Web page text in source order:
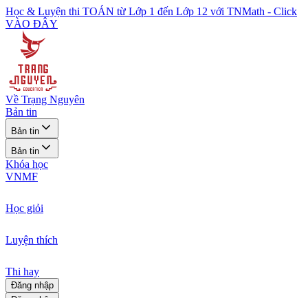
Học & Luyện thi TOÁN từ Lớp 1 đến Lớp 12 với TNMath - Click
VÀO ĐÂY
Về Trạng Nguyên
Bản tin
Bản tin
Bản tin
Khóa học
VNMF
Học giỏi
Luyện thích
Thi hay
Đăng nhập